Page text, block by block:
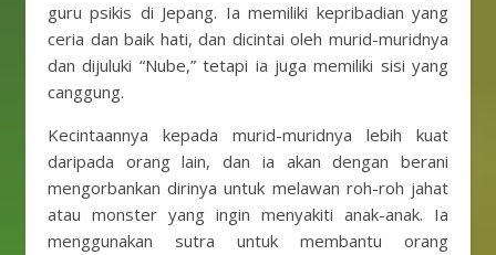
guru psikis di Jepang. Ia memiliki kepribadian yang
ceria dan baik hati, dan dicintai oleh murid-muridnya
dan dijuluki “Nube,” tetapi ia juga memiliki sisi yang
canggung.
Kecintaannya kepada murid-muridnya lebih kuat
daripada orang lain, dan ia akan dengan berani
mengorbankan dirinya untuk melawan roh-roh jahat
atau monster yang ingin menyakiti anak-anak. Ia
menggunakan sutra untuk membantu orang